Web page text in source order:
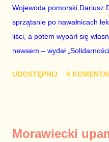
Mistewicza. Nie wiem.
Koalicję Obywatelską i – tak
że chce być premierem.
robi. Szkalowanie Koalicji
Wojewoda pomorski Dariusz
sprzątanie po nawałnicach
liści, a potem wyparł się
newsem – wydał
Sierpniowych, co oznacza,
przemian demokratycznych
UDOSTĘPNIJ 4
Morawiecki